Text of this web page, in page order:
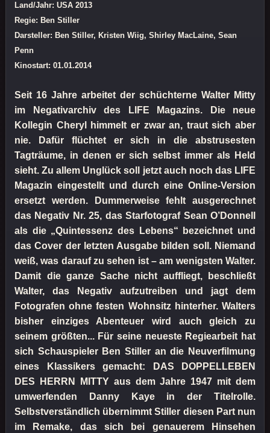
Land/Jahr: USA 2013
Regie: Ben Stiller
Darsteller: Ben Stiller, Kristen Wiig, Shirley MacLaine, Sean
Penn
Kinostart: 01.01.2014
Seit 16 Jahre arbeitet der schüchterne Walter Mitty
im Negativarchiv des LIFE Magazins. Die neue
Kollegin Cheryl himmelt er zwar an, traut sich aber
nie. Dafür flüchtet er sich in die abstrusesten
Tagträume, in denen er sich selbst immer als Held
sieht. Zu allem Unglück soll jetzt auch noch das LIFE
Magazin eingestellt und durch eine Online-Version
ersetzt werden. Dummerweise fehlt ausgerechnet
das Negativ Nr. 25, das Starfotograf Sean O’Donnell
als die „Quintessenz des Lebens“ bezeichnet und
das Cover der letzten Ausgabe bilden soll. Niemand
weiß, was darauf zu sehen ist – am wenigsten Walter.
Damit die ganze Sache nicht auffliegt, beschließt
Walter, das Negativ aufzutreiben und jagt dem
Fotografen ohne festen Wohnsitz hinterher. Walters
bisher einziges Abenteuer wird auch gleich zu
seinem größten... Für seine neueste Regiearbeit hat
sich Schauspieler Ben Stiller an die Neuverfilmung
eines Klassikers gemacht: DAS DOPPELLEBEN
DES HERRN MITTY aus dem Jahre 1947 mit dem
umwerfenden Danny Kaye in der Titelrolle.
Selbstverständlich übernimmt Stiller diesen Part nun
im Remake, das sich bei genauerem Hinsehen